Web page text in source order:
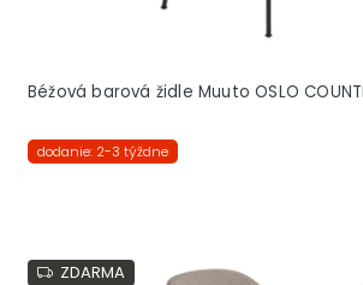
Béžová barová židle Muuto OSLO
dodanie: 2-3 týždne
ZDARMA